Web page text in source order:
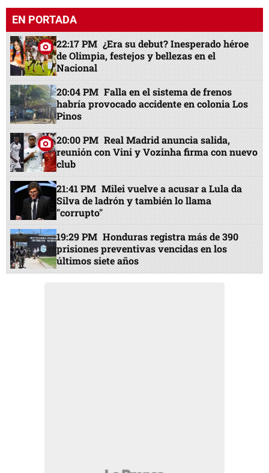
EN PORTADA
22:17 PM ¿Era su debut? Inesperado héroe
de Olimpia, festejos y bellezas en el
Nacional
20:04 PM Falla en el sistema de frenos
habría provocado accidente en colonia Los
Pinos
20:00 PM Real Madrid anuncia salida,
reunión con Vini y Vozinha firma con nuevo
club
21:41 PM Milei vuelve a acusar a Lula da
Silva de ladrón y también lo llama
"corrupto"
19:29 PM Honduras registra más de 390
prisiones preventivas vencidas en los
últimos siete años